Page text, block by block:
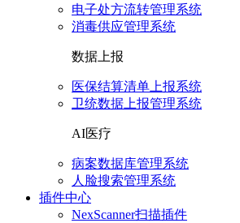
电子处方流转管理系统
消毒供应管理系统
数据上报
医保结算清单上报系统
卫统数据上报管理系统
AI医疗
病案数据库管理系统
人脸搜索管理系统
插件中心
NexScanner扫描插件